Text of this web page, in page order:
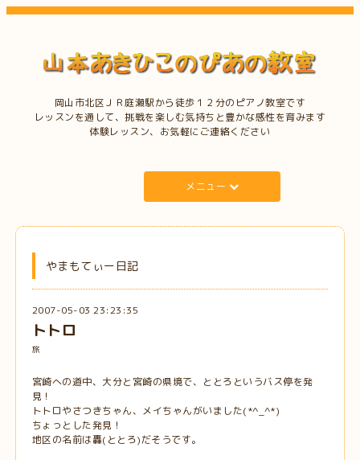
岡山市北区ＪＲ庭瀬駅から徒歩１２分のピアノ教室です
レッスンを通して、挑戦を楽しむ気持ちと豊かな感性を育みます
体験レッスン、お気軽にご連絡ください
メニュー
やまもてぃー日記
2007-05-03 23:23:35
トトロ
旅
宮崎への道中、大分と宮崎の県境で、ととろというバス停を発
見！
トトロやさつきちゃん、メイちゃんがいました(*^_^*)
ちょっとした発見！
地区の名前は轟(ととろ)だそうです。